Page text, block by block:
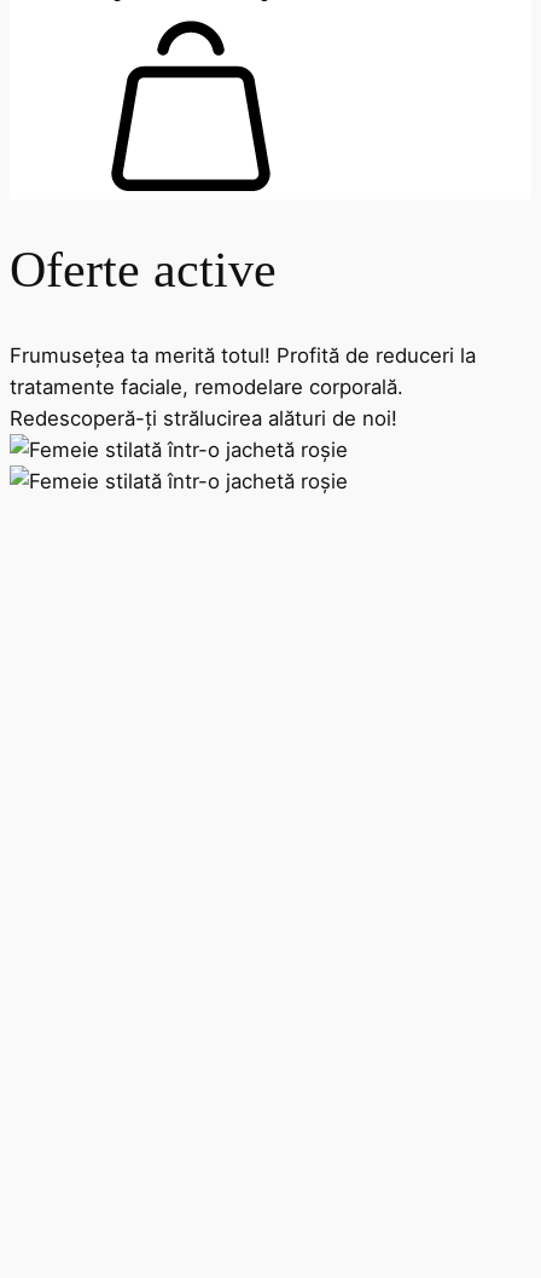
Oferte active
Frumusețea ta merită totul! Profită de reduceri la
tratamente faciale, remodelare corporală.
Redescoperă-ți strălucirea alături de noi!